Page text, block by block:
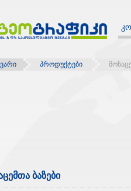
პროდუქტები
ბაზები